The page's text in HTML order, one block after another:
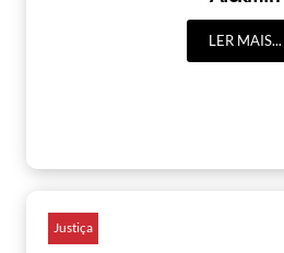
LER MAIS...
Justiça